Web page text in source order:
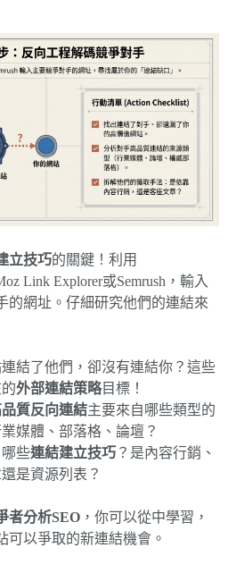
立技巧的關鍵！利用
Link Explorer或Semrush，輸入
的網址。仔細研究他們的連結來
結了他們，卻沒有連結你？這些
外部連結策略目標！
品質反向連結主要來自哪些類型的
媒體、部落格、論壇？
些連結建立技巧 ？是內容行銷、
是資源列表？
者分析SEO ，你可以從中學習，
可以爭取的新連結機會。